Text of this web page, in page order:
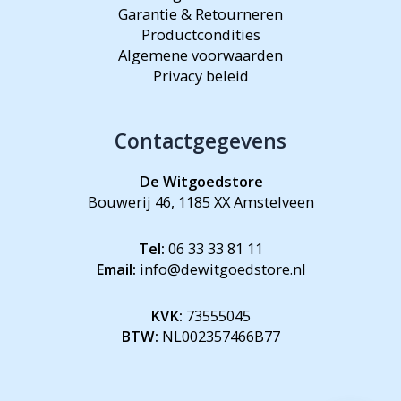
Garantie & Retourneren
Productcondities
Algemene voorwaarden
Privacy beleid
Contactgegevens
De Witgoedstore
Bouwerij 46, 1185 XX Amstelveen
Tel: 06 33 33 81 11
Email: info@dewitgoedstore.nl
KVK: 73555045
BTW: NL002357466B77